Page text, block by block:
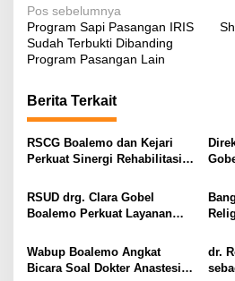
N
a
v
i
g
a
s
i
p
o
s
Pos sebelumnya
Program Sapi Pasangan IRIS
Sudah Terbukti Dibanding
Program Pasangan Lain
Berita Terkait
RSCG Boalemo dan Kejari
Perkuat Sinergi Rehabilitasi
Narkotika melalui Keadilan
Restoratif
RSUD drg. Clara Gobel
Boalemo Perkuat Layanan
Nasional, dr. Roni H. Imran:
Tingkatkan Akses Layanan
Wabup Boalemo Angkat
Bicara Soal Dokter Anastesi
dr.